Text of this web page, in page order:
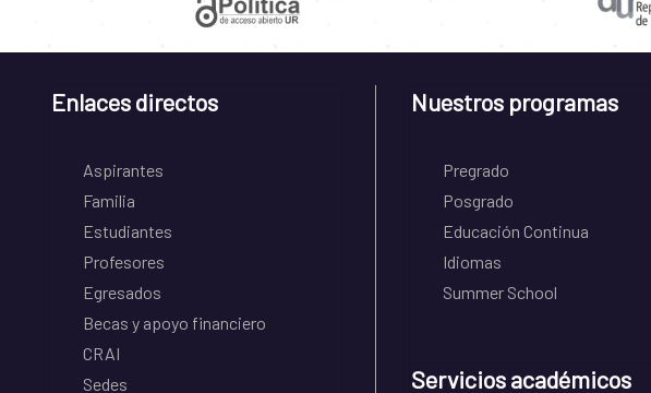
Enlaces directos
Aspirantes
Familia
Estudiantes
Profesores
Egresados
Becas y apoyo financiero
CRAI
Sedes
Nuestros programas
Pregrado
Posgrado
Educación Continua
Idiomas
Summer School
Servicios académicos